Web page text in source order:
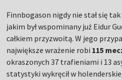
Finnbogason nigdy nie stał się
jakim był wspominany już Eidur
całkiem przyzwoitą. W jego
największe wrażenie robi 115
okraszonych 37 trafieniami i 13
statystyki wykręcił w